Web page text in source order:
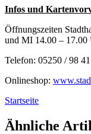
Infos und
Öffnungszeiten
und MI 14.00 – 17.00
Telefon: 05250 / 98
Onlineshop:
Startseite
Ähnliche